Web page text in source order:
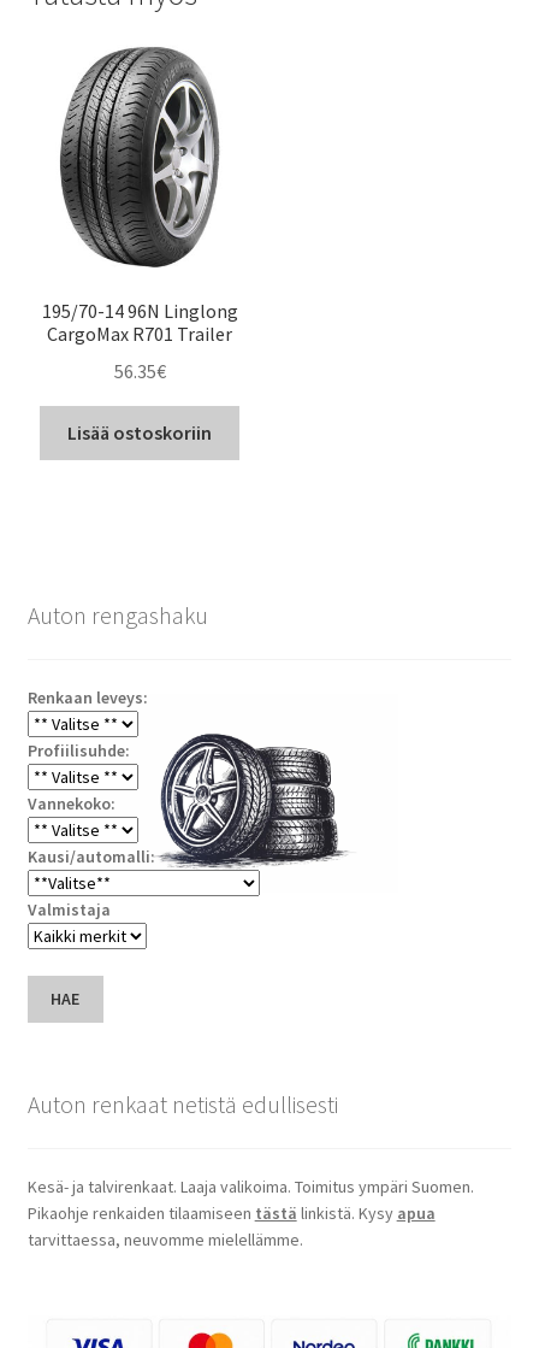
195/70-14 96N Linglong
CargoMax R701 Trailer
56.35€
Lisää ostoskoriin
Auton rengashaku
Renkaan leveys:
Profiilisuhde:
Vannekoko:
Kausi/automalli:
Valmistaja
HAE
Auton renkaat netistä edullisesti
Kesä- ja talvirenkaat. Laaja valikoima. Toimitus ympäri Suomen.
Pikaohje renkaiden tilaamiseen tästä linkistä. Kysy apua
tarvittaessa, neuvomme mielellämme.